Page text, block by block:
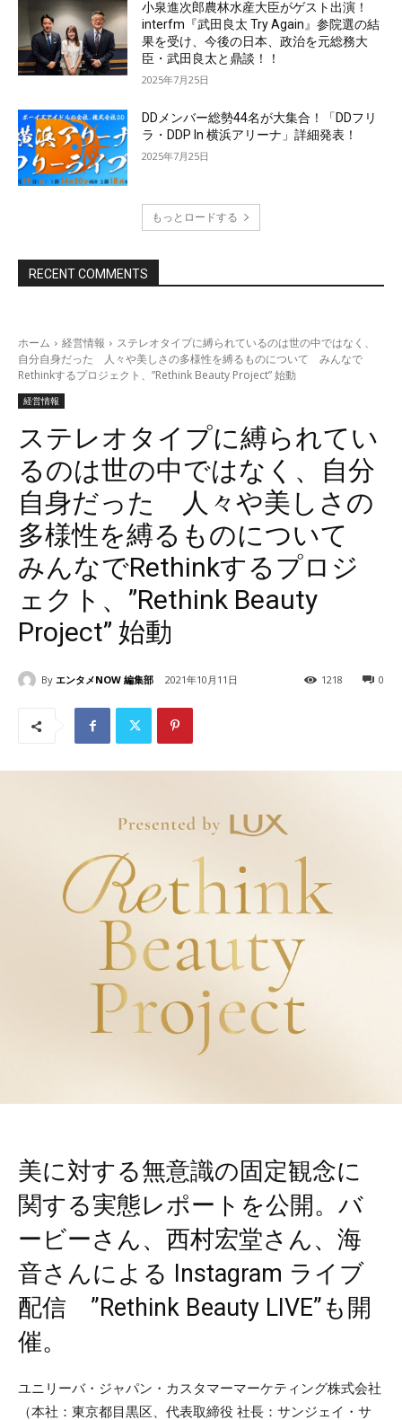
小泉進次郎農林水産大臣がゲスト出演！
interfm『武田良太 Try Again』参院選の結
果を受け、今後の日本、政治を元総務大
臣・武田良太と鼎談！！
2025年7月25日
DDメンバー総勢44名が大集合！「DDフリ
ラ・DDP In 横浜アリーナ」詳細発表！
2025年7月25日
もっとロードする
RECENT COMMENTS